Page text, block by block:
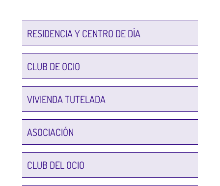
RESIDENCIA Y CENTRO DE DÍA
CLUB DE OCIO
VIVIENDA TUTELADA
ASOCIACIÓN
CLUB DEL OCIO